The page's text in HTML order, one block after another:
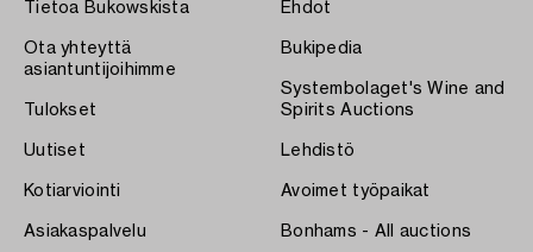
Tietoa Bukowskista
Ota yhteyttä
asiantuntijoihimme
Tulokset
Uutiset
Kotiarviointi
Asiakaspalvelu
Ehdot
Bukipedia
Systembolaget's Wine and
Spirits Auctions
Lehdistö
Avoimet työpaikat
Bonhams - All auctions